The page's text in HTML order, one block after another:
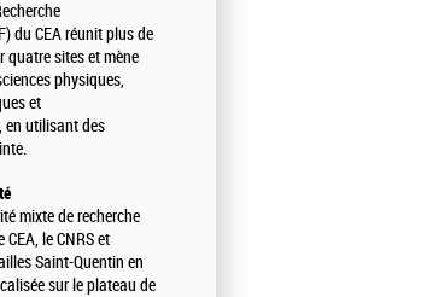
du CEA réunit plus de
quatre sites et mène
physiques,
et
en utilisant des
mixte de recherche
le CNRS et
Saint-Quentin en
sur le plateau de